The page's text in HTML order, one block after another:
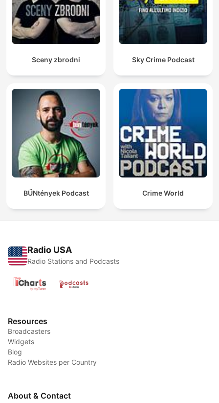
Sceny zbrodni Sky Crime Podcast
BŰNtények Podcast Crime World
Radio USA
Radio Stations and Podcasts
Resources
Broadcasters
Widgets
Blog
Radio Websites per Country
About & Contact